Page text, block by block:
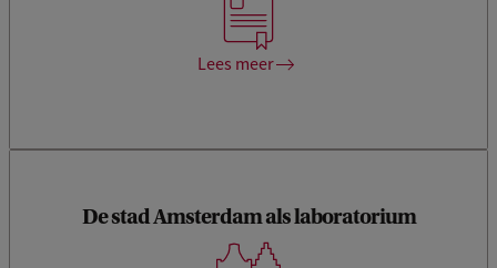
Lees meer
sociologie, psychologie, antropologie, sociale geografie en
politicologie, en ontwikkel een brede basiskennis.
De stad Amsterdam als laboratorium
concrete praktijkcases, die in een grote stad als Amsterdam